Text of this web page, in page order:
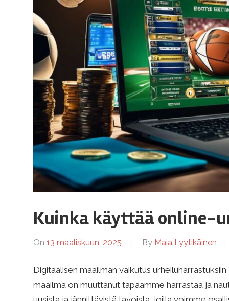
i
a
Kuinka käyttää online-
On 13 maaliskuun, 2025 By Maia Lyytikäinen
Digitaalisen maailman vaikutus
maailma on muuttanut tapaamme harrastaa ja